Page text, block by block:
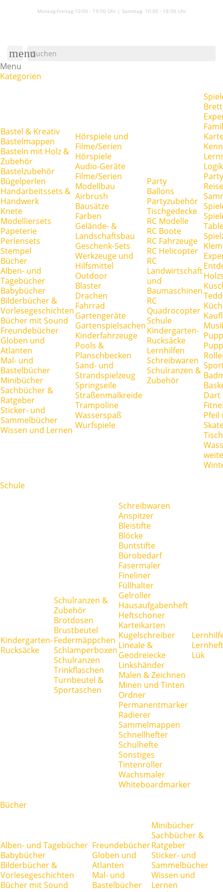
Montag-Freitag 10:00 - 19:00 Uhr | Samstag: 10:00 - 18:00 Uhr
menu
Menu
Kategorien
Bastel & Kreativ
Bastelmappen
Basteln mit Holz &
Zubehör
Bastelzubehör
Bügelperlen
Handarbeitssets &
Handwerk
Knete
Modelliersets
Papeterie
Perlensets
Stempel
Bücher
Alben- und
Tagebücher
Babybücher
Bilderbücher &
Vorlesegeschichten
Bücher mit Sound
Freundebücher
Globen und
Atlanten
Mal- und
Bastelbücher
Minibücher
Sachbücher &
Ratgeber
Sticker- und
Sammelbücher
Wissen und Lernen
Hörspiele und
Filme/Serien
Hörspiele
Audio-Geräte
Filme/Serien
Modellbau
Airbrush
Bausätze
Farben
Gelände- &
Landschaftsbau
Geschenk-Sets
Werkzeuge und
Hilfsmittel
Outdoor
Blaster
Drachen
Fahrrad
Gartengeräte
Gartenspielsachen
Kinderfahrzeuge
Pools &
Planschbecken
Sand- und
Strandspielzeug
Springseile
Straßenmalkreide
Trampoline
Wasserspaß
Wurfspiele
Party
Ballons
Partyzubehör
Tischgedecke
RC Modelle
RC Boote
RC Fahrzeuge
RC Helicopter
RC
Landwirtschaft
und
Baumaschinen
RC
Quadrocopter
Schule
Kindergarten-
Rucksäcke
Lernhilfen
Schreibwaren
Schulranzen &
Zubehör
Dart
Pfeil
Schule
Kindergarten-
Rucksäcke
Schulranzen &
Zubehör
Brotdosen
Brustbeutel
Federmäppchen
Schlamperboxen
Schulranzen
Trinkflaschen
Turnbeutel &
Sportaschen
Schreibwaren
Anspitzer
Bleistifte
Blöcke
Buntstifte
Bürobedarf
Fasermaler
Fineliner
Füllhalter
Gelroller
Hausaufgabenheft
Heftschoner
Karteikarten
Kugelschreiber
Lineale &
Geodreiecke
Linkshänder
Malen & Zeichnen
Minen und Tinten
Ordner
Permanentmarker
Radierer
Sammelmappen
Schnellhefter
Schulhefte
Sonstiges
Tintenroller
Wachsmaler
Whiteboardmarker
Lük
Bücher
Alben- und Tagebücher
Babybücher
Bilderbücher &
Vorlesegeschichten
Bücher mit Sound
Freundebücher
Globen und
Atlanten
Mal- und
Bastelbücher
Minibücher
Sachbücher &
Ratgeber
Sticker- und
Sammelbücher
Wissen und
Lernen